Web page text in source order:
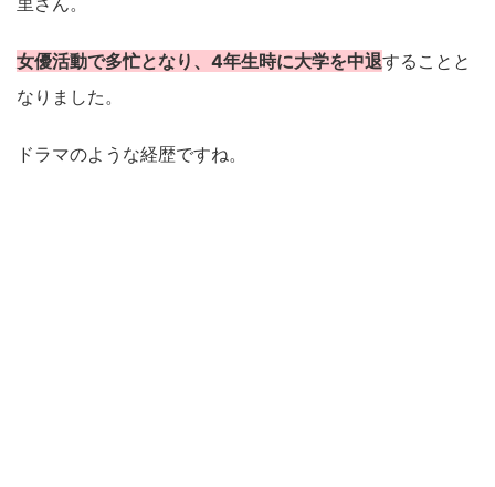
女優活動で多忙となり、4年生時に大学を中退することと
なりました。
ドラマのような経歴ですね。